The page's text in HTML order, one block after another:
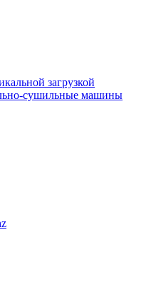
загрузкой
сушильные машины